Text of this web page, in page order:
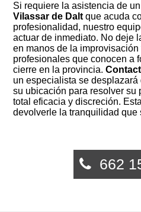
Si requiere la asistencia de
Vilassar de Dalt que acuda
profesionalidad, nuestro
actuar de inmediato. No deje
en manos de la
profesionales que conocen a
cierre en la provincia.
un especialista se
su ubicación para resolver su
total eficacia y discreción.
devolverle la tranquilidad que
662